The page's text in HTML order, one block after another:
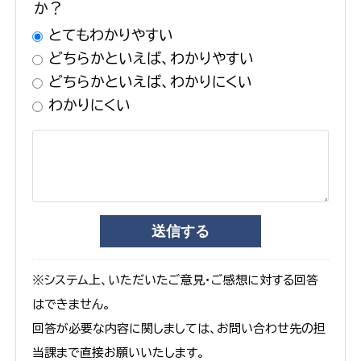
か？
とてもわかりやすい
どちらかといえば、わかりやすい
どちらかといえば、わかりにくい
わかりにくい
※システム上、いただいたご意見・ご感想に対する回答
はできません。
回答が必要な内容に関しましては、お問い合わせ先の担
当課まで直接お願いいたします。